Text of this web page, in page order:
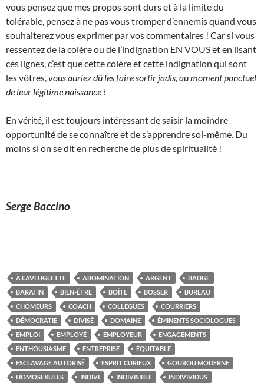
vous pensez que mes propos sont durs et à la limite du
tolérable, pensez à ne pas vous tromper d’ennemis quand vous
souhaiterez vous exprimer par vos commentaires ! Car si vous
ressentez de la colère ou de l’indignation EN VOUS et en lisant
ces lignes, c’est que cette colère et cette indignation qui sont
les vôtres, vous auriez dû les faire sortir jadis, au moment ponctuel
de leur légitime naissance !
En vérité, il est toujours intéressant de saisir la moindre
opportunité de se connaître et de s’apprendre soi-même. Du
moins si on se dit en recherche de plus de spiritualité !
Serge Baccino
À L'AVEUGLETTE ABOMINATION ARGENT
BADGE
BARATIN
BIEN-ÊTRE BOÎTE BOSSER
BUREAU
CHÔMEURS
COACH COLLÈGUES
COURRIERS
DÉMOCRATIE
DIVISÉ DOMAINE
ÉMINENTS SOCIOLOGUES
EMPLOI
EMPLOYÉ EMPLOYEUR
ENGAGEMENTS
ENTHOUSIASME
ENTREPRISE
ÉQUITABLE
ESCLAVAGE AUTORISÉ
ESPRIT CURIEUX
GOUROU MODERNE
HOMOSEXUELS
INDIVI INDIVISIBLE INDIVIVIDUS